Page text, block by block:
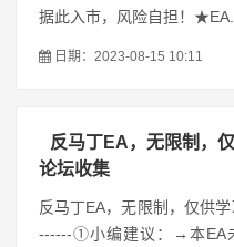
据此入市，风险自担！★EA...
日期：2023-08-15 10:11
反马丁EA，无限制，
论坛收集
反马丁EA，无限制，仅
------①小编建议：→本EA